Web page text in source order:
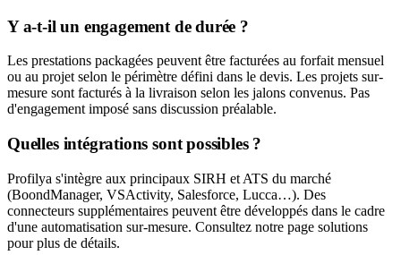
Y a-t-il un engagement de durée ?
Les prestations packagées peuvent être facturées au forfait mensuel
ou au projet selon le périmètre défini dans le devis. Les projets sur-
mesure sont facturés à la livraison selon les jalons convenus. Pas
d'engagement imposé sans discussion préalable.
Quelles intégrations sont possibles ?
Profilya s'intègre aux principaux SIRH et ATS du marché
(BoondManager, VSActivity, Salesforce, Lucca…). Des
connecteurs supplémentaires peuvent être développés dans le cadre
d'une automatisation sur-mesure. Consultez notre page solutions
pour plus de détails.